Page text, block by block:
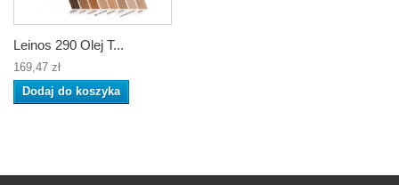
Leinos 290 Olej T...
169,47 zł
Dodaj do koszyka